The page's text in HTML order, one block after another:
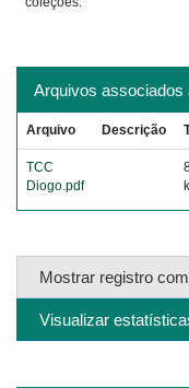
Arquivos associados
Arquivo Descrição
TCC
Diogo.pdf
Mostrar registro
Visualizar